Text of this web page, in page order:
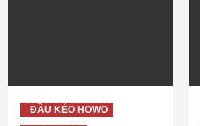
ĐẦU KÉO HOWO